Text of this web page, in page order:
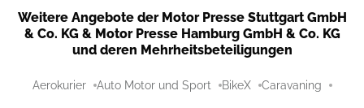
Weitere Angebote der Motor Presse Stuttgart GmbH
& Co. KG & Motor Presse Hamburg GmbH & Co. KG
und deren Mehrheitsbeteiligungen
Aerokurier Auto Motor und Sport BikeX Caravaning